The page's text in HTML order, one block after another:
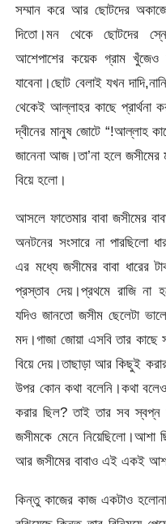
সম্মান করে আর ছোটদের
দিতো।মন থেকে ছোটদের
আশেপাশের কয়েক গ্রাম খুঁজেও
যাবেনা।ছোট বেলাই যখন
থেকেই আল্লাহর কাছে
দ্বীনের মানুষ জোটে “!আল্লাহ
জানেনা আজ।তা’না হলে
বিয়ে হলো।
আসলে ফাতেমার বাবা জসীমের
অনটনের সংসারে না পারছিলো
এর মধ্যে জসীমের বাবা ধারের
প্রস্তাব দেয়।প্রথমে রাজি না
যদিও জানতো জসীম ছেলেটা
মদ।গাজা জোয়া এসবি তার কাছে
বিয়ে দেয়।তাছাড়া আর কিছুই
উপর কোন কথা বলেনি।কথা
করার ছিল? তাই তার সব স্বপ্ন
জসীমকে মেনে নিয়েছিলো।আশা
আর জসীমের বাবাও এই একই
কিন্তু কাজের কাজ একটাও